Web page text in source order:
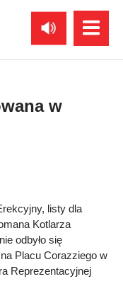
w
listy dla
Kotlarza
odbyło się
Placu Corazziego w
Reprezentacyjnej